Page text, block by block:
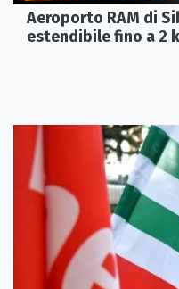
Aeroporto RAM di
estendibile fino a 2